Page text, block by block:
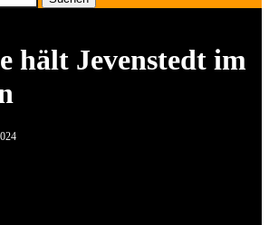
hält Jevenstedt im